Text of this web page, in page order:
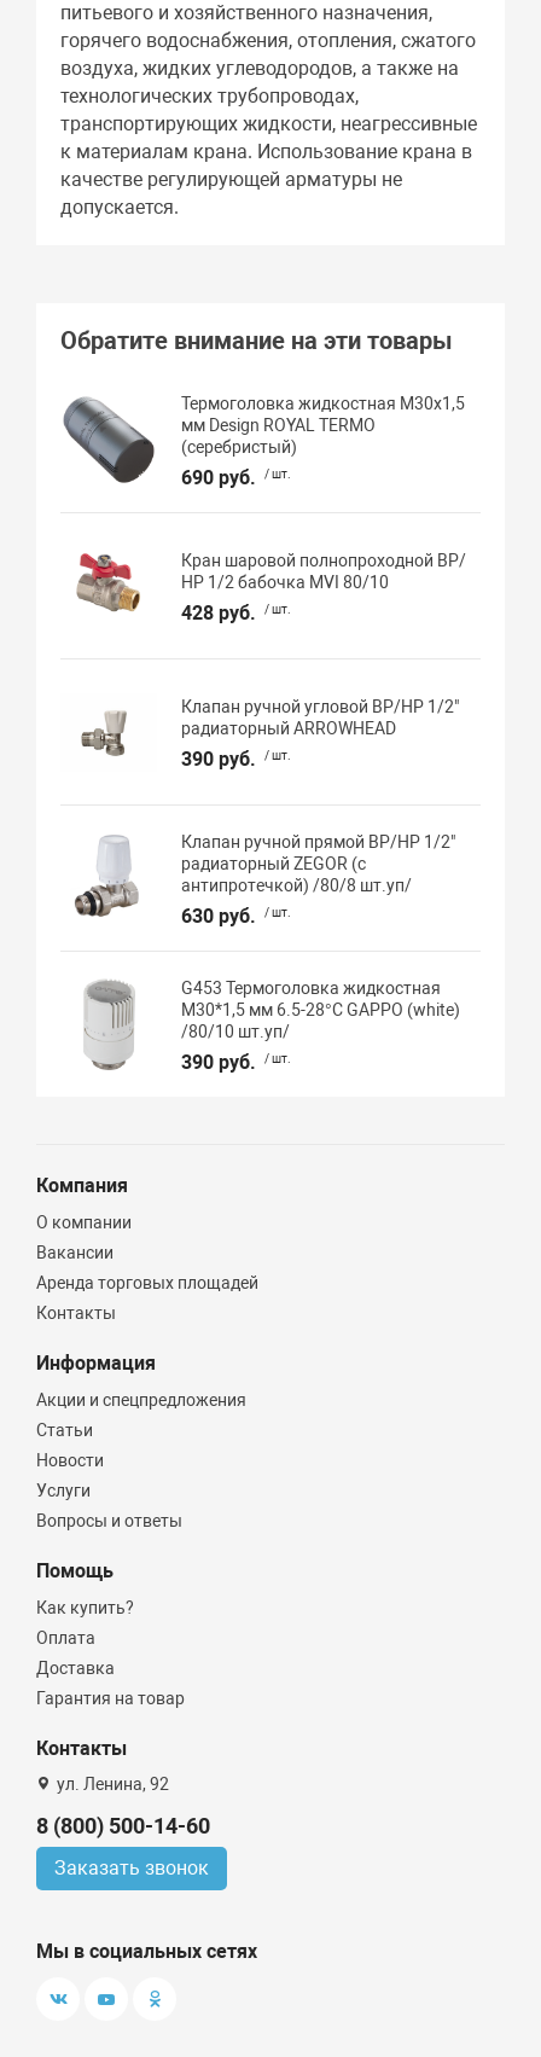
питьевого и хозяйственного назначения,
горячего водоснабжения, отопления, сжатого
воздуха, жидких углеводородов, а также на
технологических трубопроводах,
транспортирующих жидкости, неагрессивные
к материалам крана. Использование крана в
качестве регулирующей арматуры не
допускается.
Обратите внимание на эти товары
Термоголовка жидкостная М30х1,5
мм Design ROYAL TERMO
(серебристый)
690 руб. / шт.
Кран шаровой полнопроходной ВР/
НР 1/2 бабочка MVI 80/10
428 руб. / шт.
Клапан ручной угловой ВР/НР 1/2"
радиаторный ARROWHEAD
390 руб. / шт.
Клапан ручной прямой ВР/НР 1/2"
радиаторный ZEGOR (с
антипротечкой) /80/8 шт.уп/
630 руб. / шт.
G453 Термоголовка жидкостная
М30*1,5 мм 6.5-28°C GAPPO (white)
/80/10 шт.уп/
390 руб. / шт.
Компания
О компании
Вакансии
Аренда торговых площадей
Контакты
Информация
Акции и спецпредложения
Статьи
Новости
Услуги
Вопросы и ответы
Помощь
Как купить?
Оплата
Доставка
Гарантия на товар
Контакты
ул. Ленина, 92
8 (800) 500-14-60
Заказать звонок
Мы в социальных сетях